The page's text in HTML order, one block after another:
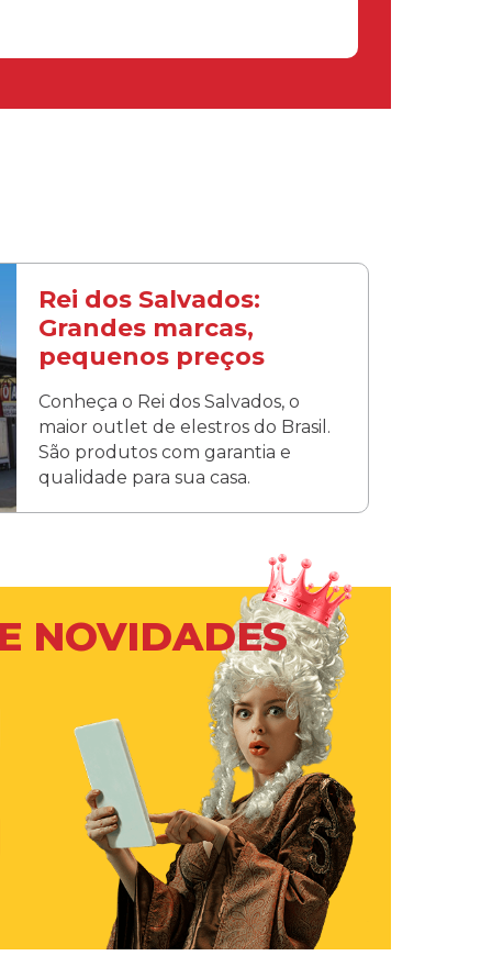
Rei dos Salvados:
Grandes marcas,
pequenos preços
Conheça o Rei dos Salvados, o
maior outlet de elestros do Brasil.
São produtos com garantia e
qualidade para sua casa.
NOVIDADES